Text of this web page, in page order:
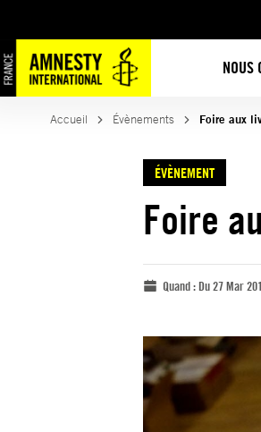
NOUS
Accueil Évènements Foire aux
ÉVÈNEMENT
Foire
Quand :Du 27 Mar